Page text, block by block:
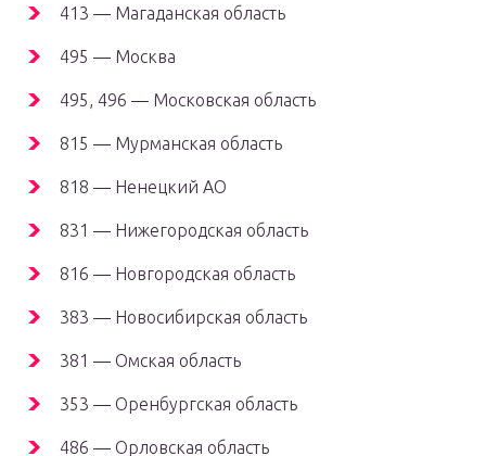
413 — Магаданская область
495 — Москва
495, 496 — Московская область
815 — Мурманская область
818 — Ненецкий АО
831 — Нижегородская область
816 — Новгородская область
383 — Новосибирская область
381 — Омская область
353 — Оренбургская область
486 — Орловская область